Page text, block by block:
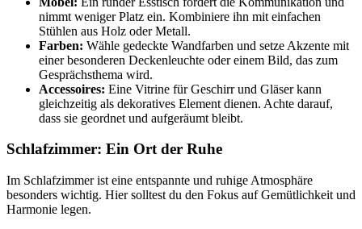
nimmt weniger Platz ein. Kombiniere ihn mit einfachen
Stühlen aus Holz oder Metall.
Farben: Wähle gedeckte Wandfarben und setze Akzente mit
einer besonderen Deckenleuchte oder einem Bild, das zum
Gesprächsthema wird.
Accessoires: Eine Vitrine für Geschirr und Gläser kann
gleichzeitig als dekoratives Element dienen. Achte darauf,
dass sie geordnet und aufgeräumt bleibt.
Schlafzimmer: Ein Ort der Ruhe
Im Schlafzimmer ist eine entspannte und ruhige Atmosphäre
besonders wichtig. Hier solltest du den Fokus auf Gemütlichkeit und
Harmonie legen.